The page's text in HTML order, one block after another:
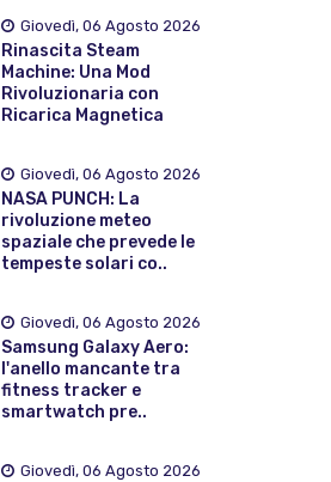
Giovedì, 06 Agosto 2026
Rinascita Steam
Machine: Una Mod
Rivoluzionaria con
Ricarica Magnetica
Giovedì, 06 Agosto 2026
NASA PUNCH: La
rivoluzione meteo
spaziale che prevede le
tempeste solari co..
Giovedì, 06 Agosto 2026
Samsung Galaxy Aero:
l'anello mancante tra
fitness tracker e
smartwatch pre..
Giovedì, 06 Agosto 2026